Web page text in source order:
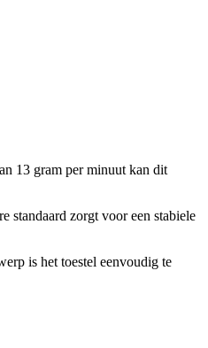
13 gram per minuut kan dit
standaard zorgt voor een stabiele
is het toestel eenvoudig te